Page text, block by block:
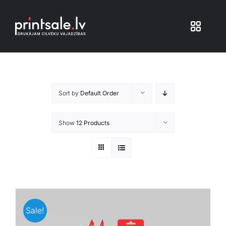
content
Toggle
Atsauksmes
Sort by Default Order
Show 12 Products
Sale!